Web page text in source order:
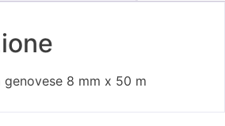
genovese 8 mm x 50 m